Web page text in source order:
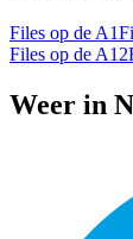
Files op de A1
Files op de A12
Weer in